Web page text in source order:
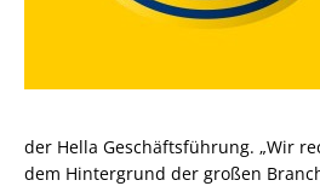
der Hella Geschäftsführung. „Wir
dem Hintergrund der großen